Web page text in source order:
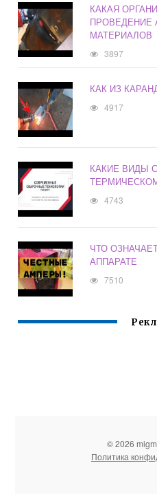
КАКАЯ
ПРОВЕДЕНИЕ
МАТЕРИАЛОВ
3897
КАК ИЗ
4917
КАКИЕ ВИДЫ
4743
ЧТО
АППАРАТЕ
7510
© 2026
Политика